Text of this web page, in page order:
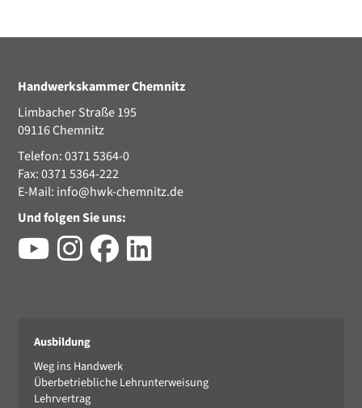
Handwerkskammer Chemnitz
Limbacher Straße 195
09116 Chemnitz
Telefon: 0371 5364-0
Fax: 0371 5364-222
E-Mail: info@hwk-chemnitz.de
Und folgen Sie uns:
Ausbildung
Weg ins Handwerk
Überbetriebliche Lehrunterweisung
Lehrvertrag